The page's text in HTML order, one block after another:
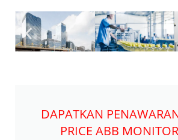
DAPATKAN
PRICE ABB